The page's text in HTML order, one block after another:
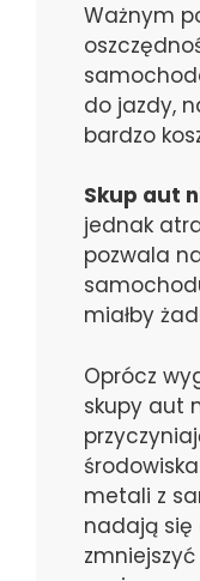
Ważnym
do jazdy,
bardzo
Skup aut
jednak
pozwala
miałby
Oprócz
skupy aut
metali z
nadają